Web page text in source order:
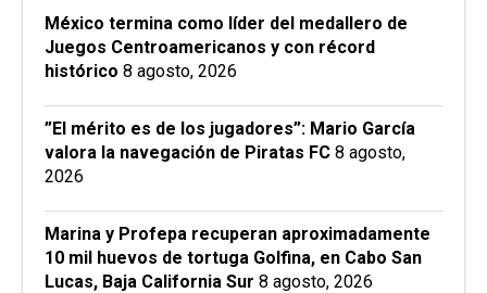
México termina como líder del medallero de
Juegos Centroamericanos y con récord
histórico 8 agosto, 2026
”El mérito es de los jugadores”: Mario García
valora la navegación de Piratas FC 8 agosto,
2026
Marina y Profepa recuperan aproximadamente
10 mil huevos de tortuga Golfina, en Cabo San
Lucas, Baja California Sur 8 agosto, 2026